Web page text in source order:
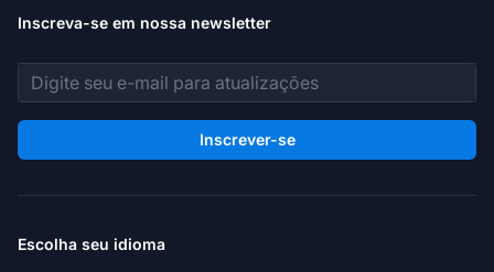
Inscreva-se em nossa newsletter
Endereço de e-mail
Inscrever-se
Escolha seu idioma